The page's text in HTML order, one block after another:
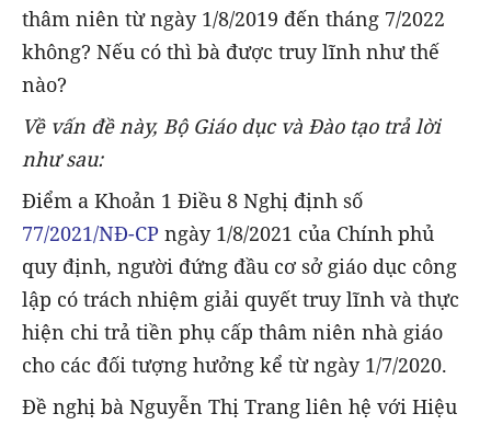
thâm niên từ ngày 1/8/2019 đến tháng 7/2022
không? Nếu có thì bà được truy lĩnh như thế
nào?
Về vấn đề này, Bộ Giáo dục và Đào tạo trả lời
như sau:
Điểm a Khoản 1 Điều 8 Nghị định số
77/2021/NĐ-CP ngày 1/8/2021 của Chính phủ
quy định, người đứng đầu cơ sở giáo dục công
lập có trách nhiệm giải quyết truy lĩnh và thực
hiện chi trả tiền phụ cấp thâm niên nhà giáo
cho các đối tượng hưởng kể từ ngày 1/7/2020.
Đề nghị bà Nguyễn Thị Trang liên hệ với Hiệu